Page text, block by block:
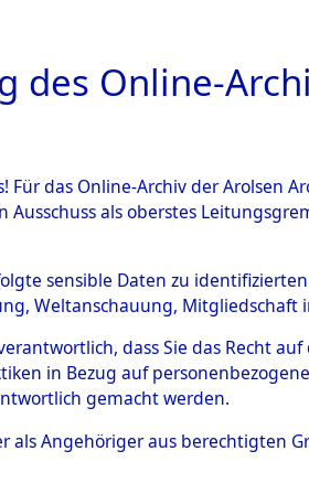
ARCHIVALE
zu den
→0181
0181
Online-
Für das Online-Archiv der
als oberstes
sensible Daten zu
Weltanschauung,
dass Sie das Recht
in Bezug auf
gemacht werden.
als Angehöriger aus